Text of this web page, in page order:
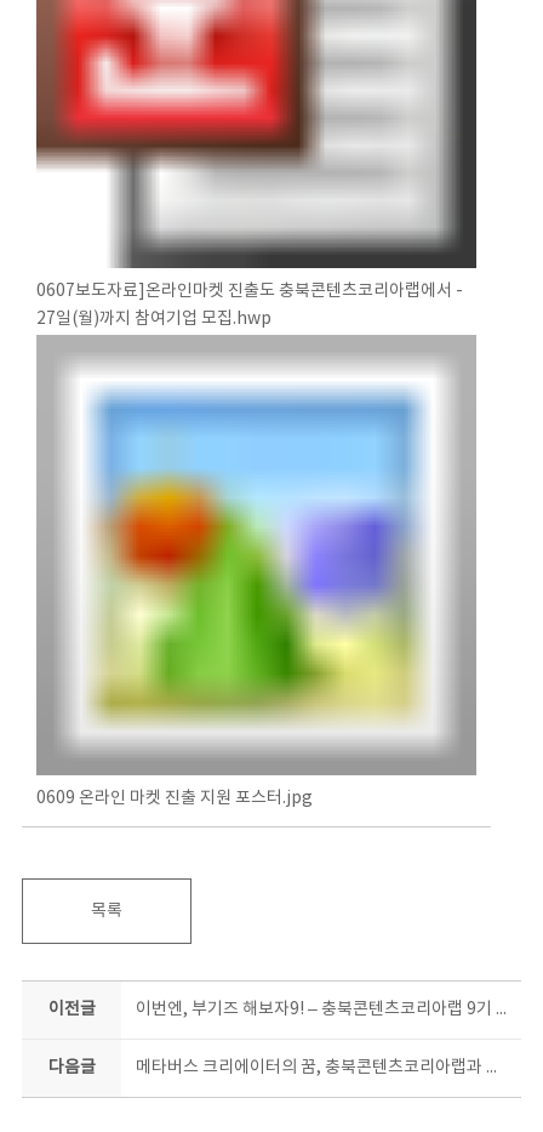
0607보도자료]온라인마켓 진출도 충북콘텐츠코리아랩에서 -
27일(월)까지 참여기업 모집.hwp
0609 온라인 마켓 진출 지원 포스터.jpg
목록
이전글 이번엔, 부기즈 해보자9! – 충북콘텐츠코리아랩 9기 홍보기자단 모집
다음글 메타버스 크리에이터의 꿈, 충북콘텐츠코리아랩과 만나면 현실이 된다!